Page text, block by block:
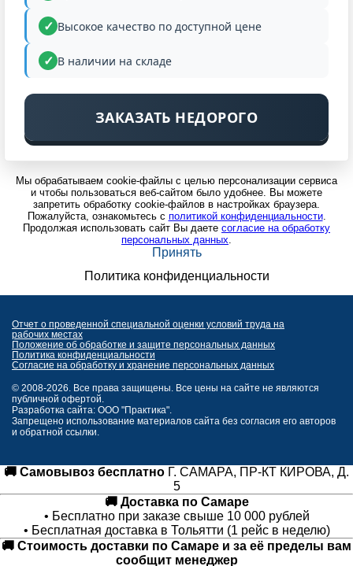
Высокое качество по доступной цене
В наличии на складе
ЗАКАЗАТЬ НЕДОРОГО
Мы обрабатываем cookie-файлы с целью персонализации сервиса
и чтобы пользоваться веб-сайтом было удобнее. Вы можете
запретить обработку cookie-файлов в настройках браузера.
Пожалуйста, ознакомьтесь с политикой конфиденциальности.
Продолжая использовать сайт Вы даете согласие на обработку
персональных данных.
Принять
Политика конфиденциальности
Отчет о проведенной специальной оценки условий труда на
рабочих местах
Положение об обработке и защите персональных данных
Политика конфиденциальности
Согласие на обработку и хранение персональных данных
© 2008-2026. Все права защищены. Все цены на сайте не являются
публичной офертой.
Разработка сайта: ООО "Практика".
Запрещено использование материалов сайта без согласия его авторов
и обратной ссылки.
🚚 Самовывоз бесплатно Г. САМАРА, ПР-КТ КИРОВА, Д.
5
🚚 Доставка по Самаре
• Бесплатно при заказе свыше 10 000 рублей
• Бесплатная доставка в Тольятти (1 рейс в неделю)
🚚 Стоимость доставки по Самаре и за её пределы вам
сообщит менеджер